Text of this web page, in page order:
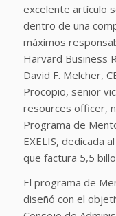
excelente artículo
dentro de una
máximos
Harvard Business
David F. Melcher,
Procopio, senior
resources officer,
Programa de
EXELIS, dedicada
que factura 5,5
El programa de
diseñó con el